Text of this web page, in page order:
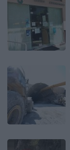
Image
Image